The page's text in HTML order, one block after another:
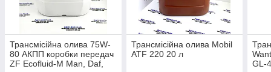
Трансмісійна олива 75W-
80 АКПП коробки передач
ZF Ecofluid-M Man, Daf,
Трансмісійна олива Mobil
ATF 220 20 л
GL-